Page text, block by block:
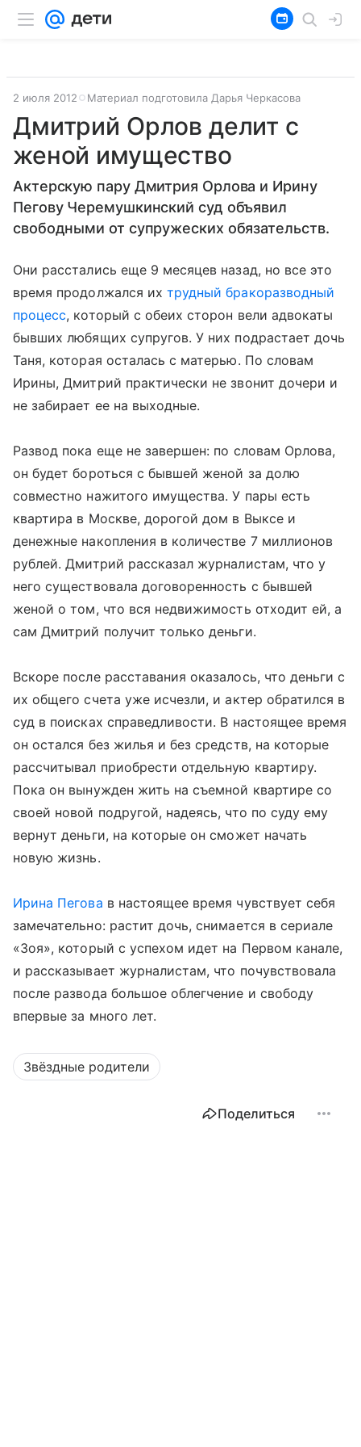
2 июля 2012 Материал подготовила Дарья Черкасова
Дмитрий Орлов делит с
женой имущество
Актерскую пару Дмитрия Орлова и Ирину
Пегову Черемушкинский суд объявил
свободными от супружеских обязательств.
Они расстались еще 9 месяцев назад, но все это
время продолжался ихтрудный бракоразводный
процесс, который с обеих сторон вели адвокаты
бывших любящих супругов. У них подрастает дочь
Таня, которая осталась с матерью. По словам
Ирины, Дмитрий практически не звонит дочери и
не забирает ее на выходные.
Развод пока еще не завершен: по словам Орлова,
он будет бороться с бывшей женой за долю
совместно нажитого имущества. У пары есть
квартира в Москве, дорогой дом в Выксе и
денежные накопления в количестве 7 миллионов
рублей. Дмитрий рассказал журналистам, что у
него существовала договоренность с бывшей
женой о том, что вся недвижимость отходит ей, а
сам Дмитрий получит только деньги.
Вскоре после расставания оказалось, что деньги с
их общего счета уже исчезли, и актер обратился в
суд в поисках справедливости. В настоящее время
он остался без жилья и без средств, на которые
рассчитывал приобрести отдельную квартиру.
Пока он вынужден жить на съемной квартире со
своей новой подругой, надеясь, что по суду ему
вернут деньги, на которые он сможет начать
новую жизнь.
Ирина Пегова в настоящее время чувствует себя
замечательно: растит дочь, снимается в сериале
«Зоя», который с успехом идет на Первом канале,
и рассказывает журналистам, что почувствовала
после развода большое облегчение и свободу
впервые за много лет.
Звёздные родители
Поделиться